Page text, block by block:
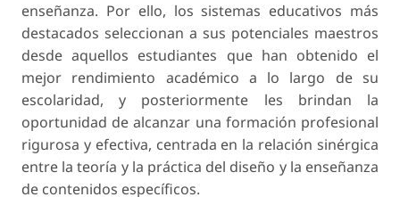
enseñanza. Por ello, los sistemas educativos más
destacados seleccionan a sus potenciales maestros
desde aquellos estudiantes que han obtenido el
mejor rendimiento académico a lo largo de su
escolaridad, y posteriormente les brindan la
oportunidad de alcanzar una formación profesional
rigurosa y efectiva, centrada en la relación sinérgica
entre la teoría y la práctica del diseño y la enseñanza
de contenidos específicos.